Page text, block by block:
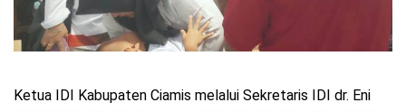
Ketua IDI Kabupaten Ciamis melalui Sekretaris IDI dr. Eni